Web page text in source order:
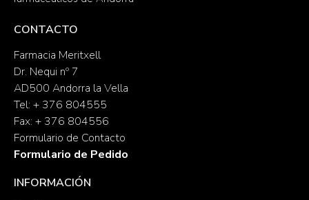
CONTACTO
Farmacia Meritxell
Dr. Nequi nº 7
AD500 Andorra la Vella
Tel: + 376 804555
Fax: + 376 804556
Formulario de Contacto
Formulario de Pedido
INFORMACIÓN